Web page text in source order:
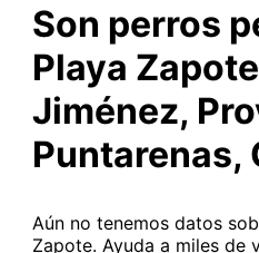
Son perros
Playa
Jiménez,
Puntarenas,
Aún no tenemos datos
Zapote. Ayuda a miles de